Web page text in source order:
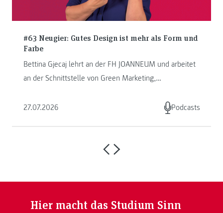
#63 Neugier: Gutes Design ist mehr als Form und
Farbe
Bettina Gjecaj lehrt an der FH JOANNEUM und arbeitet
an der Schnittstelle von Green Marketing,
27.07.2026
Podcasts
Hier macht das Studium Sinn